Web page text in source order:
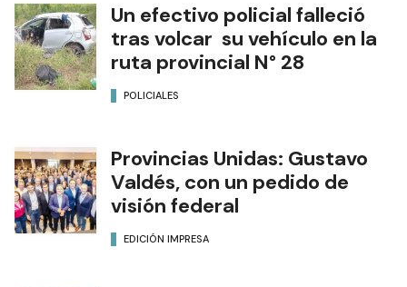
Un efectivo policial falleció
tras volcar su vehículo en la
ruta provincial N° 28
POLICIALES
Provincias Unidas: Gustavo
Valdés, con un pedido de
visión federal
EDICIÓN IMPRESA